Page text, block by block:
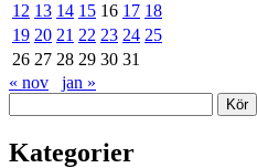
12 13 14 15 16 17 18
19 20 21 22 23 24 25
26 27 28 29 30 31
« nov
jan »
Kategorier